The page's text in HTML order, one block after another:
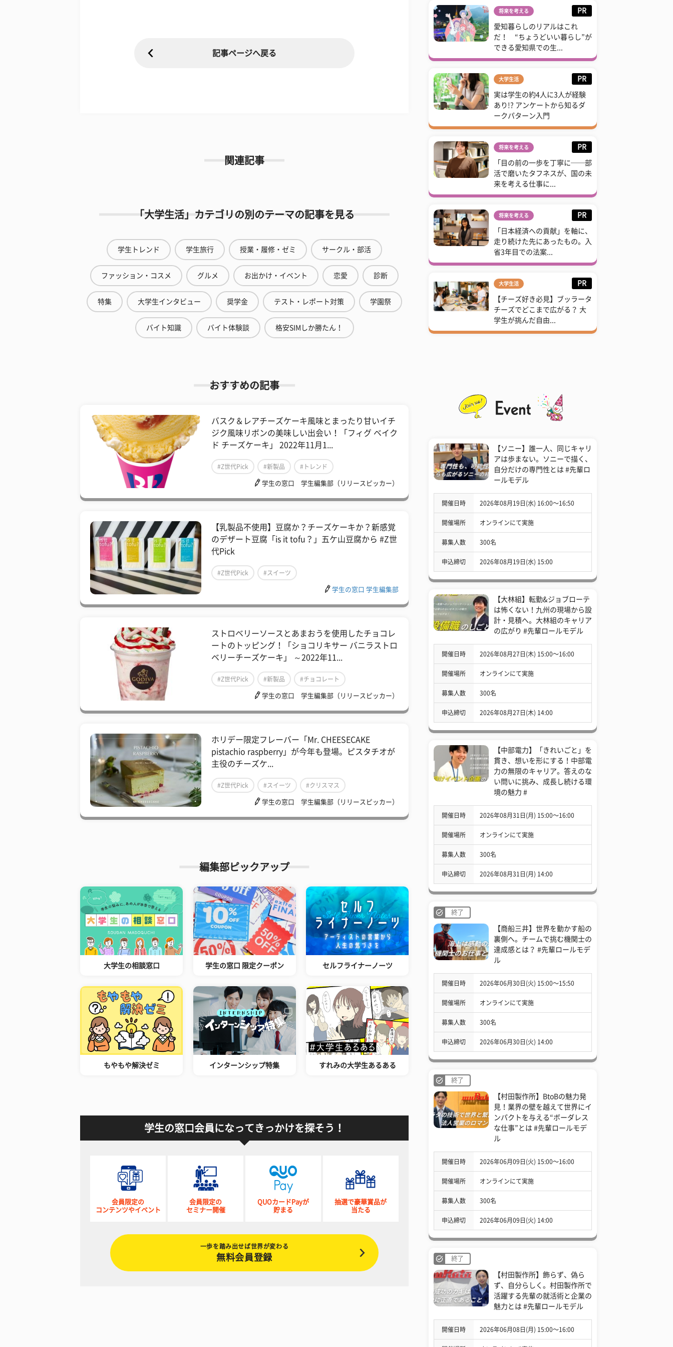
記事ページへ戻る
関連記事
「大学生活」カテゴリの別のテーマの記事を見る
学生トレンド 学生旅行 授業・履修・ゼミ サークル・部活
ファッション・コスメ グルメ お出かけ・イベント 恋愛 診断
特集 大学生インタビュー 奨学金 テスト・レポート対策 学園祭
バイト知識 バイト体験談 格安SIMしか勝たん！
おすすめの記事
バスク＆レアチーズケーキ風味とまったり甘いイチ
ジク風味リボンの美味しい出会い！「フィグ ベイク
ド チーズケーキ」 2022年11月1...
#Z世代Pick #新製品 #トレンド
学生の窓口 学生編集部（リリースピッカー）
【乳製品不使用】豆腐か？チーズケーキか？新感覚
のデザート豆腐「is it tofu？」五ケ山豆腐から #Z世
代Pick
#Z世代Pick #スイーツ
学生の窓口 学生編集部
ストロベリーソースとあまおうを使用したチョコレ
ートのトッピング！「ショコリキサー バニラストロ
ベリーチーズケーキ」 ～2022年11...
#Z世代Pick #新製品 #チョコレート
学生の窓口 学生編集部（リリースピッカー）
ホリデー限定フレーバー「Mr. CHEESECAKE
pistachio raspberry」が今年も登場。ピスタチオが
主役のチーズケ...
#Z世代Pick #スイーツ #クリスマス
学生の窓口 学生編集部（リリースピッカー）
編集部ピックアップ
大学生の相談窓口 学生の窓口 限定クーポン セルフライナーノーツ
もやもや解決ゼミ インターンシップ特集 すれみの大学生あるある
学生の窓口会員になってきっかけを探そう！
会員限定の
コンテンツやイベント
会員限定の
セミナー開催
QUOカードPayが
貯まる
抽選で豪華賞品が
当たる
一歩を踏み出せば世界が変わる
無料会員登録
将来を考える PR
愛知暮らしのリアルはこれ
だ！ “ちょうどいい暮らし”が
できる愛知県での生...
大学生活 PR
実は学生の約4人に3人が経験
あり!? アンケートから知るダ
ークパターン入門
将来を考える PR
「目の前の一歩を丁寧に──部
活で磨いたタフネスが、国の未
来を考える仕事に...
将来を考える PR
「日本経済への貢献」を軸に、
走り続けた先にあったもの。入
省3年目での法案...
大学生活 PR
【チーズ好き必見】ブッラータ
チーズでどこまで広がる？ 大
学生が挑んだ自由...
【ソニー】誰一人、同じキャリ
アは歩まない。ソニーで描く、
自分だけの専門性とは #先輩ロ
ールモデル
開催日時 2026年08月19日(水) 16:00〜16:50
開催場所 オンラインにて実施
募集人数 300名
申込締切 2026年08月19日(水) 15:00
【大林組】転勤&ジョブローテ
は怖くない！九州の現場から設
計・見積へ。大林組のキャリア
の広がり #先輩ロールモデル
開催日時 2026年08月27日(木) 15:00〜16:00
開催場所 オンラインにて実施
募集人数 300名
申込締切 2026年08月27日(木) 14:00
【中部電力】「きれいごと」を
貫き、想いを形にする！中部電
力の無限のキャリア。答えのな
い問いに挑み、成長し続ける環
境の魅力 #
開催日時 2026年08月31日(月) 15:00〜16:00
開催場所 オンラインにて実施
募集人数 300名
申込締切 2026年08月31日(月) 14:00
終了
【商船三井】世界を動かす船の
裏側へ。チームで挑む機関士の
達成感とは？ #先輩ロールモデ
ル
開催日時 2026年06月30日(火) 15:00〜15:50
開催場所 オンラインにて実施
募集人数 300名
申込締切 2026年06月30日(火) 14:00
終了
【村田製作所】BtoBの魅力発
見！業界の壁を越えて世界にイ
ンパクトを与える“ボーダレス
な仕事”とは #先輩ロールモデ
ル
開催日時 2026年06月09日(火) 15:00〜16:00
開催場所 オンラインにて実施
募集人数 300名
申込締切 2026年06月09日(火) 14:00
終了
【村田製作所】飾らず、偽ら
ず、自分らしく。村田製作所で
活躍する先輩の就活術と企業の
魅力とは #先輩ロールモデル
開催日時 2026年06月08日(月) 15:00〜16:00